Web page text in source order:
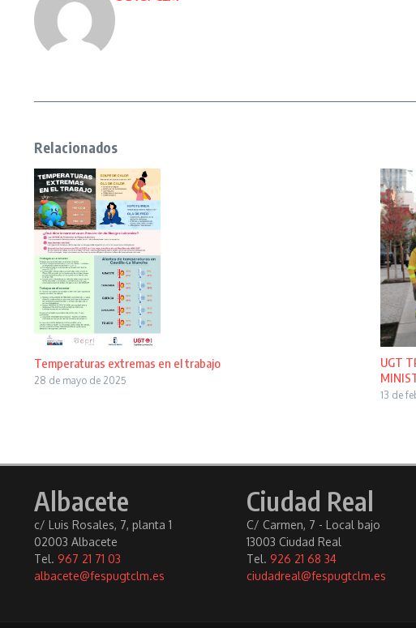
Relacionados
Temperaturas extremas en el trabajo
28 de mayo de 2025
UGT
13 de
Albacete
c/ Luis Rosales, 7, planta 1
02003 Albacete
Tel. 967 21 71 03
albacete@fespugtclm.es
Ciudad Real
C/ Carmen, 7 - Local bajo
13003 Ciudad Real
Tel. 926 21 68 34
ciudadreal@fespugtclm.es